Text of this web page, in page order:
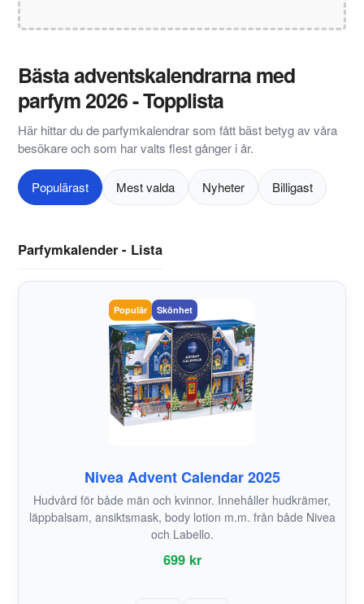
Bästa adventskalendrarna med
parfym 2026 - Topplista
Här hittar du de parfymkalendrar som fått bäst betyg av våra
besökare och som har valts flest gånger i år.
Populärast Mest valda Nyheter Billigast
Parfymkalender - Lista
Populär Skönhet
Nivea Advent Calendar 2025
Hudvård för både män och kvinnor. Innehåller hudkrämer,
läppbalsam, ansiktsmask, body lotion m.m. från både Nivea
och Labello.
699 kr